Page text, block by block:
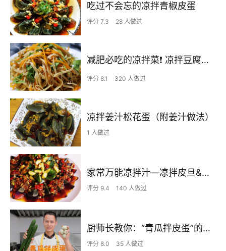
吃过不会忘的凉拌青椒皮蛋
评分 7.3 28 人做过
减肥必吃的凉拌菜❗️ 凉拌豆腐丝 ❗️ 多吃不长胖（更新食谱）
评分 8.1 320 人做过
凉拌姜汁松花蛋（附姜汁做法）
1 人做过
家常万能凉拌汁—凉拌皮旦&凉拌青瓜
评分 9.4 140 人做过
厨师长教你：“青瓜拌皮蛋”的家常做法，酸辣爽脆，简单美味
评分 8.0 35 人做过